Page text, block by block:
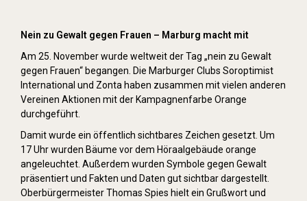
Nein zu Gewalt gegen Frauen – Marburg macht mit
Am 25. November wurde weltweit der Tag „nein zu Gewalt
gegen Frauen“ begangen. Die Marburger Clubs Soroptimist
International und Zonta haben zusammen mit vielen anderen
Vereinen Aktionen mit der Kampagnenfarbe Orange
durchgeführt.
Damit wurde ein öffentlich sichtbares Zeichen gesetzt. Um
17 Uhr wurden Bäume vor dem Höraalgebäude orange
angeleuchtet. Außerdem wurden Symbole gegen Gewalt
präsentiert und Fakten und Daten gut sichtbar dargestellt.
Oberbürgermeister Thomas Spies hielt ein Grußwort und